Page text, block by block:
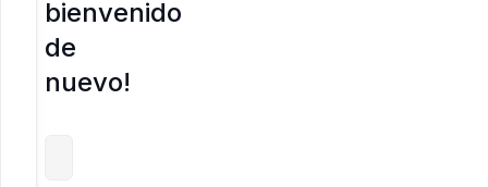
bienvenido
de
nuevo!